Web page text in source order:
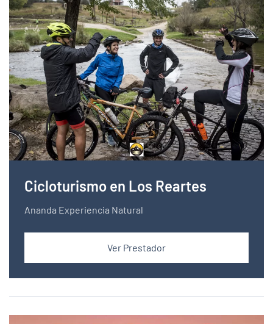
Cicloturismo en Los Reartes
Ananda Experiencia Natural
Ver Prestador